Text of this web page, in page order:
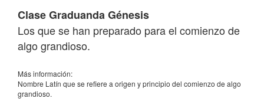
Clase Graduanda Génesis
Los que se han preparado para el comienzo de
algo grandioso.
Más información:
Nombre Latín que se refiere a origen y principio del comienzo de algo
grandioso.